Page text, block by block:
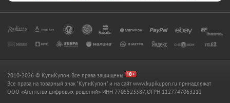
2010-2026 © КупиКупон. Все права защищены.
Все права на товарный знак "КупиКупон" и на сайт www.kupikupon.ru принадлежат
OOO «Агентство цифровых решений» ИНН 7705523387, ОГРН 1127747063212